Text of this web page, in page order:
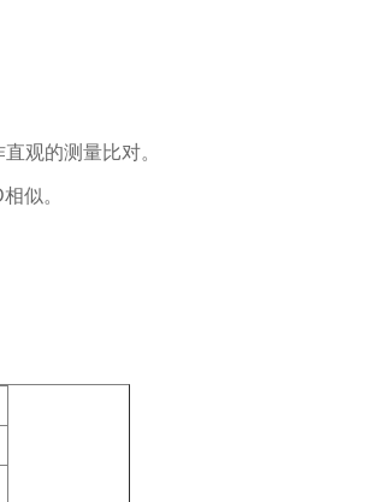
观的测量比对。
似。